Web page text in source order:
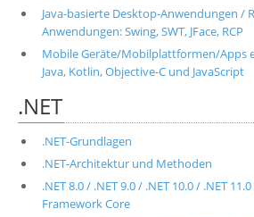
Java-basierte Desktop-Anwendungen /
Anwendungen: Swing, SWT, JFace, RCP
Mobile Geräte/Mobilplattformen/Apps
Java, Kotlin, Objective-C und JavaScript
.NET
.NET-Grundlagen
.NET-Architektur und Methoden
.NET 8.0 / .NET 9.0 / .NET 10.0 / .NET
Framework Core